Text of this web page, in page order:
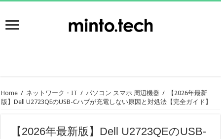
Home / ネットワーク・IT / パソコン スマホ 周辺機器 /
【2026年最新
版】Dell U2723QEのUSB-Cハブが充電しない原因と対処法【完全ガイド】
【2026年最新版】Dell U2723QEのUSB-